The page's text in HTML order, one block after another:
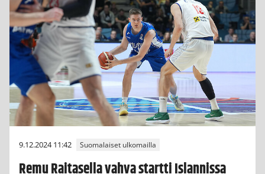
9.12.2024 11:42 Suomalaiset ulkomailla
Remu Raitasella vahva startti Islannissa